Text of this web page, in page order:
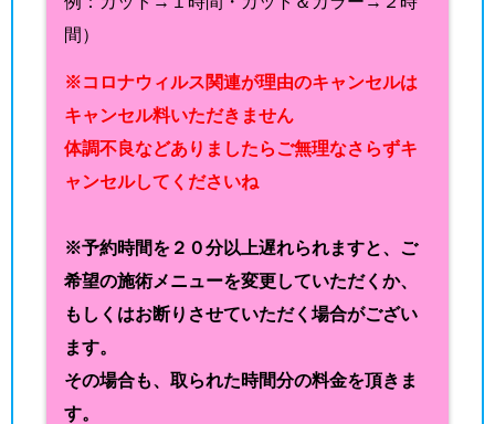
間）
※コロナウィルス関連が理由のキャンセルは
キャンセル料いただきません
体調不良などありましたらご無理なさらずキ
ャンセルしてくださいね
※予約時間を２０分以上遅れられますと、ご
希望の施術メニューを変更していただくか、
もしくはお断りさせていただく場合がござい
ます。
その場合も、取られた時間分の料金を頂きま
す。